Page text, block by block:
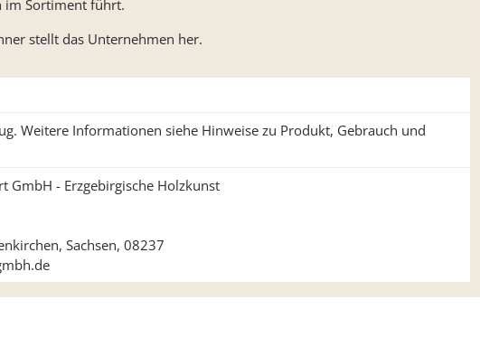
im Sortiment führt.
stellt das Unternehmen her.
Weitere Informationen siehe Hinweise zu Produkt, Gebrauch und
GmbH - Erzgebirgische Holzkunst
Sachsen, 08237